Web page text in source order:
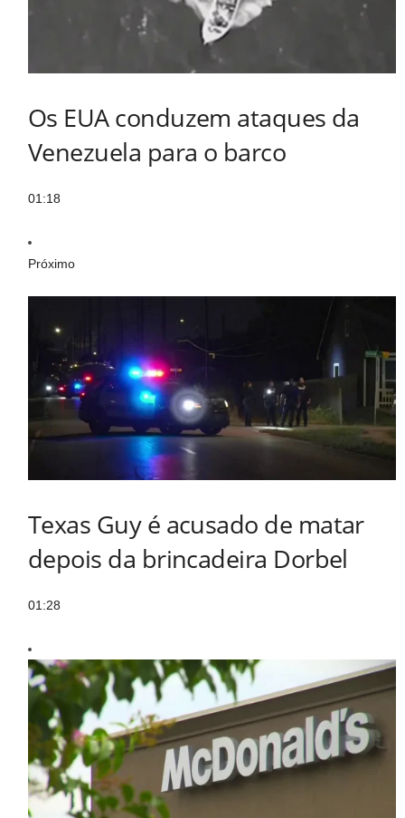
Os EUA conduzem ataques da
Venezuela para o barco
01:18
Próximo
Texas Guy é acusado de matar
depois da brincadeira Dorbel
01:28